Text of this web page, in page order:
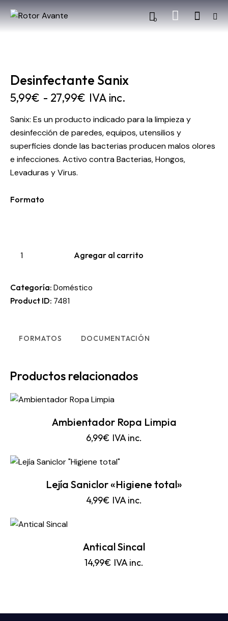
0
Desinfectante Sanix
5,99€ - 27,99€ IVA inc.
Sanix: Es un producto indicado para la limpieza y
desinfección de paredes, equipos, utensilios y
superficies donde las bacterias producen malos olores
e infecciones. Activo contra Bacterias, Hongos,
Levaduras y Virus.
Formato
Agregar al carrito
Categoría: Doméstico
Product ID: 7481
FORMATOS DOCUMENTACIÓN
Productos relacionados
Ambientador Ropa Limpia
6,99€ IVA inc.
Lejía Saniclor «Higiene total»
4,99€ IVA inc.
Antical Sincal
14,99€ IVA inc.